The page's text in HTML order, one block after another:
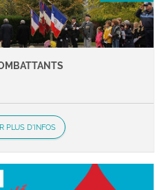
PLUS D'INFOS